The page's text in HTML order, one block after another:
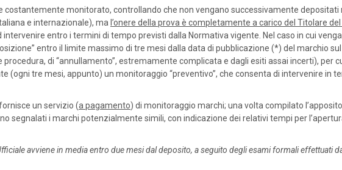
costantemente monitorato, controllando che non vengano successivamente
e internazionale), ma l’onere della prova è completamente a carico del Titolare
intervenire entro i termini di tempo previsti dalla Normativa vigente. Nel caso in cui
entro il limite massimo di tre mesi dalla data di pubblicazione (*) del marchio
di “annullamento”, estremamente complicata e dagli esiti assai incerti), per
(ogni tre mesi, appunto) un monitoraggio “preventivo”, che consenta di intervenire in
un servizio (a pagamento) di monitoraggio marchi; una volta compilato
segnalati i marchi potenzialmente simili, con indicazione dei relativi tempi per
avviene in media entro due mesi dal deposito, a seguito degli esami formali effettuati